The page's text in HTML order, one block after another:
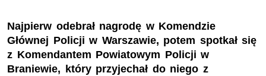
Najpierw odebrał nagrodę w Komendzie
Głównej Policji w Warszawie, potem spotkał się
z Komendantem Powiatowym Policji w
Braniewie, który przyjechał do niego z